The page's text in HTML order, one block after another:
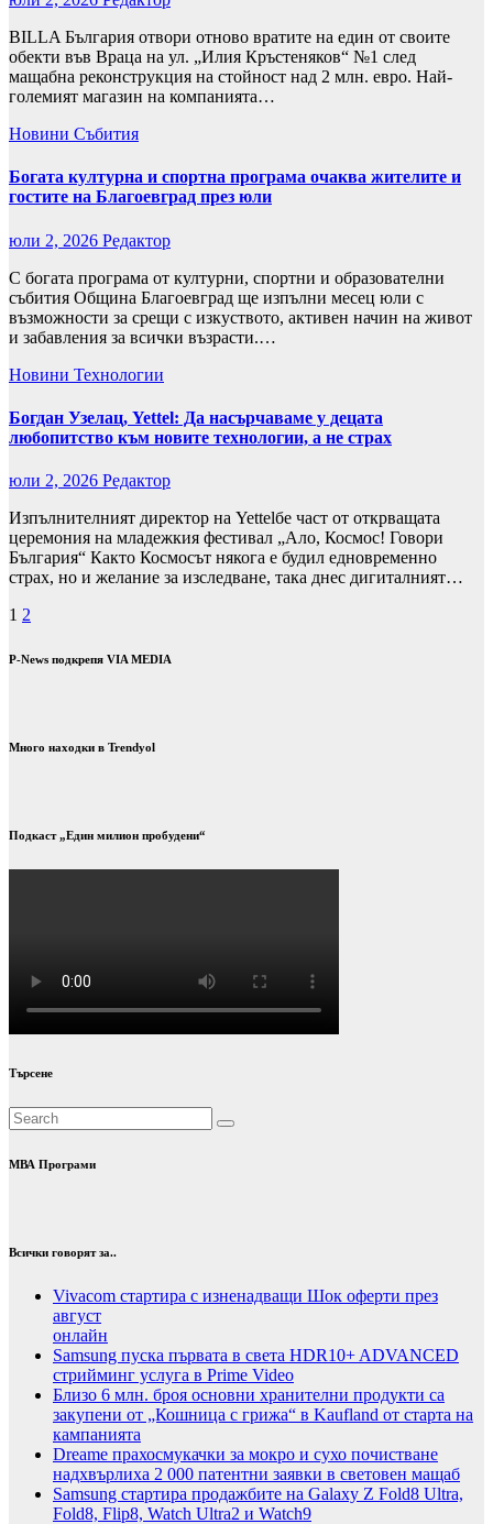
BILLA България отвори отново вратите на един от своите
обекти във Враца на ул. „Илия Кръстеняков“ №1 след
мащабна реконструкция на стойност над 2 млн. евро. Най-
големият магазин на компанията…
Новини Събития
Богата културна и спортна програма очаква жителите и
гостите на Благоевград през юли
юли 2, 2026 Редактор
С богата програма от културни, спортни и образователни
събития Община Благоевград ще изпълни месец юли с
възможности за срещи с изкуството, активен начин на живот
и забавления за всички възрасти.…
Новини Технологии
Богдан Узелац, Yettel: Да насърчаваме у децата
любопитство към новите технологии, а не страх
юли 2, 2026 Редактор
Изпълнителният директор на Yettelбе част от открващата
церемония на младежкия фестивал „Ало, Космос! Говори
България“ Както Космосът някога е будил едновременно
страх, но и желание за изследване, така днес дигиталният…
Разделяне
на
страници
1 2
P-News подкрепя VIA MEDIA
Много находки в Trendyol
Подкаст „Един милион пробудени“
Търсене
МВА Програми
Всички говорят за..
Vivacom стартира с изненадващи Шок оферти през
август
онлайн
Samsung пуска първата в света HDR10+ ADVANCED
стрийминг услуга в Prime Video
Близо 6 млн. броя основни хранителни продукти са
закупени от „Кошница с грижа“ в Kaufland от старта на
кампанията
Dreame прахосмукачки за мокро и сухо почистване
надхвърлиха 2 000 патентни заявки в световен мащаб
Samsung стартира продажбите на Galaxy Z Fold8 Ultra,
Fold8, Flip8, Watch Ultra2 и Watch9